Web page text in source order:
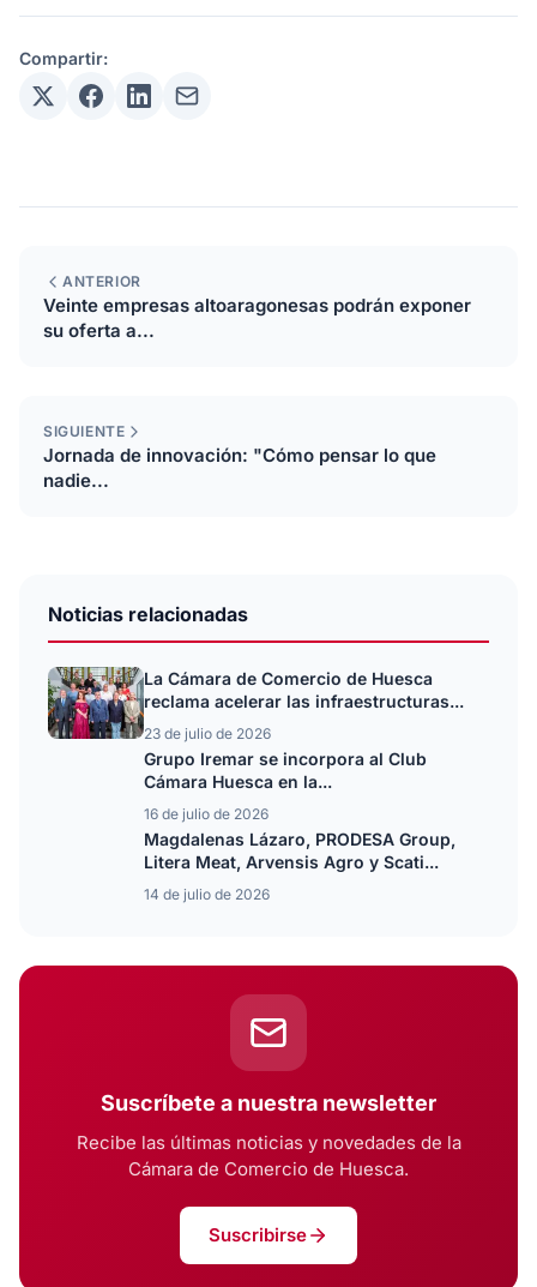
Compartir:
ANTERIOR
Veinte empresas altoaragonesas podrán exponer
su oferta a...
SIGUIENTE
Jornada de innovación: "Cómo pensar lo que
nadie...
Noticias relacionadas
La Cámara de Comercio de Huesca
reclama acelerar las infraestructuras...
23 de julio de 2026
Grupo Iremar se incorpora al Club
Cámara Huesca en la...
16 de julio de 2026
Magdalenas Lázaro, PRODESA Group,
Litera Meat, Arvensis Agro y Scati...
14 de julio de 2026
Suscríbete a nuestra newsletter
Recibe las últimas noticias y novedades de la
Cámara de Comercio de Huesca.
Suscribirse